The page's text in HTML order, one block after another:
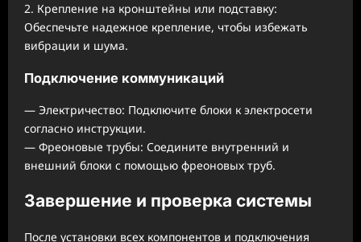
2. Крепление на кронштейны или подставку:
Обеспечьте надежное крепление, чтобы избежать
вибрации и шума.
Подключение коммуникаций
— Электричество: Подключите блоки к электросети
согласно инструкции.
— Фреоновые трубы: Соедините внутренний и
внешний блоки с помощью фреоновых труб.
Завершение и проверка системы
После установки всех компонентов и подключения